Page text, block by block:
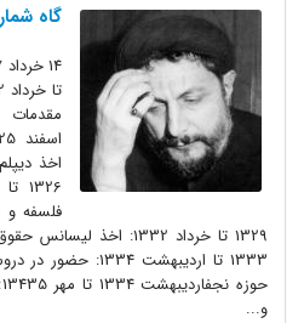
گاه
اخذ
فلسفه و
1329 تا خرداد 1332: اخذ
1333 تا اردیبهشت
حوزه
و...